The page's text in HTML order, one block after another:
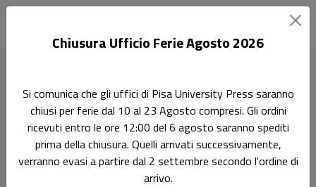
Scienze dell'antichità, filologico-letterarie e storico-artistiche
Archeologia Classica 10/ARCH-01
Archeologia Classica
Chiusura Ufficio Ferie Agosto 2026
Si comunica che gli uffici di Pisa University Press saranno
chiusi per ferie dal 10 al 23 Agosto compresi. Gli ordini
ricevuti entro le ore 12:00 del 6 agosto saranno spediti
prima della chiusura. Quelli arrivati successivamente,
verranno evasi a partire dal 2 settembre secondo l'ordine di
arrivo.